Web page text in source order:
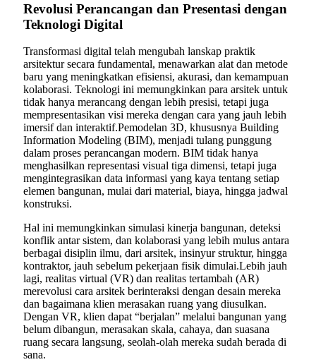
Revolusi Perancangan dan Presentasi dengan
Teknologi Digital
Transformasi digital telah mengubah lanskap praktik
arsitektur secara fundamental, menawarkan alat dan metode
baru yang meningkatkan efisiensi, akurasi, dan kemampuan
kolaborasi. Teknologi ini memungkinkan para arsitek untuk
tidak hanya merancang dengan lebih presisi, tetapi juga
mempresentasikan visi mereka dengan cara yang jauh lebih
imersif dan interaktif.Pemodelan 3D, khususnya Building
Information Modeling (BIM), menjadi tulang punggung
dalam proses perancangan modern. BIM tidak hanya
menghasilkan representasi visual tiga dimensi, tetapi juga
mengintegrasikan data informasi yang kaya tentang setiap
elemen bangunan, mulai dari material, biaya, hingga jadwal
konstruksi.
Hal ini memungkinkan simulasi kinerja bangunan, deteksi
konflik antar sistem, dan kolaborasi yang lebih mulus antara
berbagai disiplin ilmu, dari arsitek, insinyur struktur, hingga
kontraktor, jauh sebelum pekerjaan fisik dimulai.Lebih jauh
lagi, realitas virtual (VR) dan realitas tertambah (AR)
merevolusi cara arsitek berinteraksi dengan desain mereka
dan bagaimana klien merasakan ruang yang diusulkan.
Dengan VR, klien dapat “berjalan” melalui bangunan yang
belum dibangun, merasakan skala, cahaya, dan suasana
ruang secara langsung, seolah-olah mereka sudah berada di
sana.